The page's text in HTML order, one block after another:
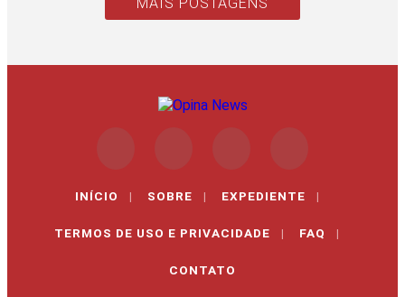
INÍCIO | SOBRE | EXPEDIENTE |
TERMOS DE USO E PRIVACIDADE | FAQ |
CONTATO